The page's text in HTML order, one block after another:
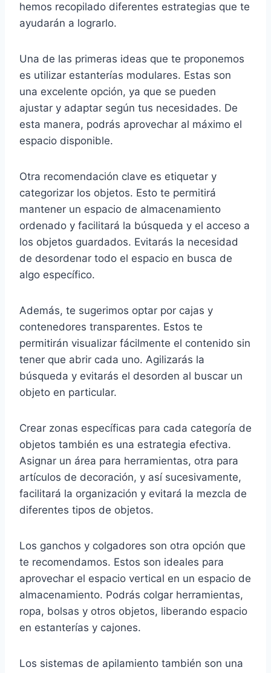
hemos recopilado diferentes estrategias que te
ayudarán a lograrlo.
Una de las primeras ideas que te proponemos
es utilizar estanterías modulares. Estas son
una excelente opción, ya que se pueden
ajustar y adaptar según tus necesidades. De
esta manera, podrás aprovechar al máximo el
espacio disponible.
Otra recomendación clave es etiquetar y
categorizar los objetos. Esto te permitirá
mantener un espacio de almacenamiento
ordenado y facilitará la búsqueda y el acceso a
los objetos guardados. Evitarás la necesidad
de desordenar todo el espacio en busca de
algo específico.
Además, te sugerimos optar por cajas y
contenedores transparentes. Estos te
permitirán visualizar fácilmente el contenido sin
tener que abrir cada uno. Agilizarás la
búsqueda y evitarás el desorden al buscar un
objeto en particular.
Crear zonas específicas para cada categoría de
objetos también es una estrategia efectiva.
Asignar un área para herramientas, otra para
artículos de decoración, y así sucesivamente,
facilitará la organización y evitará la mezcla de
diferentes tipos de objetos.
Los ganchos y colgadores son otra opción que
te recomendamos. Estos son ideales para
aprovechar el espacio vertical en un espacio de
almacenamiento. Podrás colgar herramientas,
ropa, bolsas y otros objetos, liberando espacio
en estanterías y cajones.
Los sistemas de apilamiento también son una